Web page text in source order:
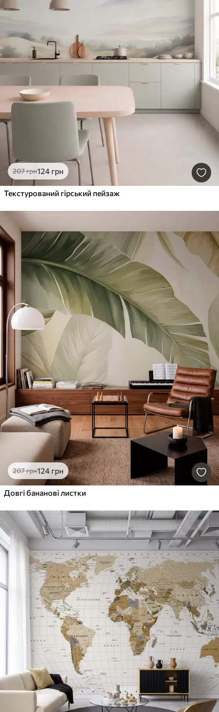
207грн124 грн
Текстурований гірський пейзаж
207грн124 грн
Довгі бананові листки